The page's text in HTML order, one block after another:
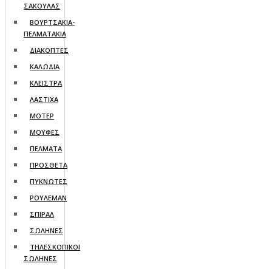
ΣΑΚΟΥΛΑΣ
ΒΟΥΡΤΣΑΚΙΑ-
ΠΕΛΜΑΤΑΚΙA
ΔΙΑΚΟΠΤΕΣ
ΚΑΛΩΔΙΑ
ΚΛΕΙΣΤΡΑ
ΛΑΣΤΙΧΑ
ΜΟΤΕΡ
ΜΟΥΦΕΣ
ΠΕΛΜΑΤΑ
ΠΡΟΣΘΕΤΑ
ΠΥΚΝΩΤΕΣ
ΡΟΥΛΕΜΑΝ
ΣΠΙΡΑΛ
ΣΩΛΗΝΕΣ
ΤΗΛΕΣΚΟΠΙΚΟΙ
ΣΩΛΗΝΕΣ